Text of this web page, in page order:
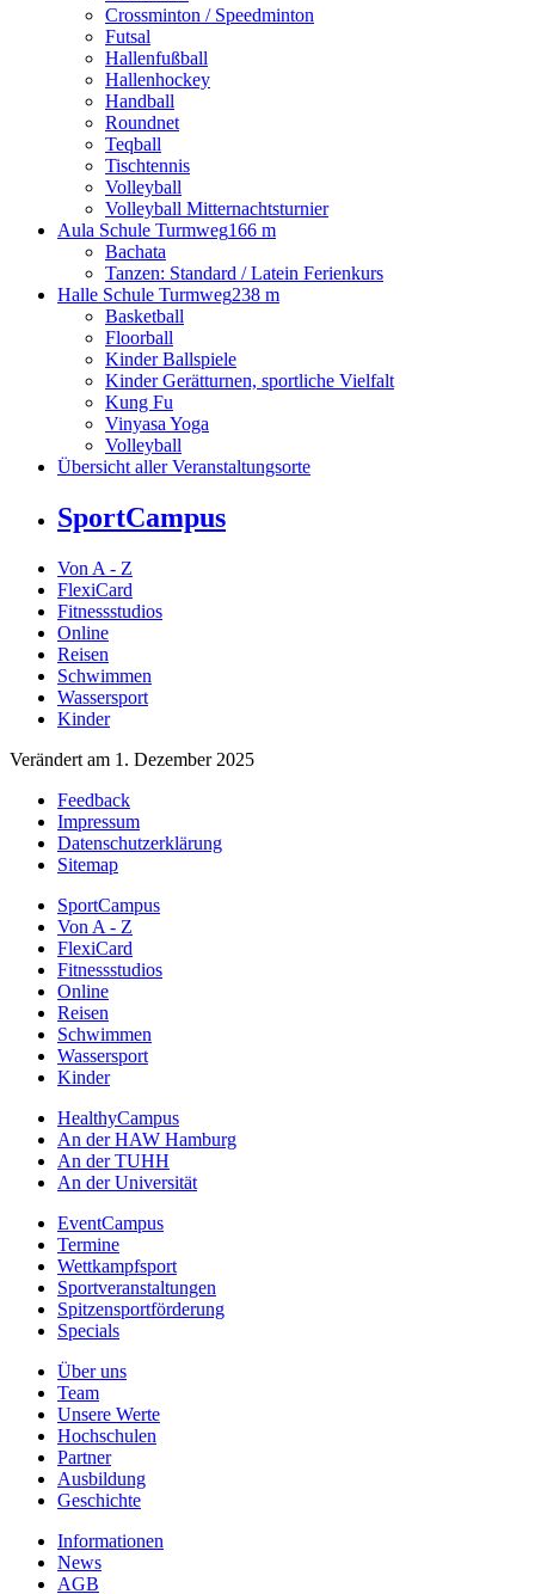
Crossminton / Speedminton
Futsal
Hallenfußball
Hallenhockey
Handball
Roundnet
Teqball
Tischtennis
Volleyball
Volleyball Mitternachtsturnier
Aula Schule Turmweg166 m
Bachata
Tanzen: Standard / Latein Ferienkurs
Halle Schule Turmweg238 m
Basketball
Floorball
Kinder Ballspiele
Kinder Gerätturnen, sportliche Vielfalt
Kung Fu
Vinyasa Yoga
Volleyball
Übersicht aller Veranstaltungsorte
SportCampus
Von A - Z
FlexiCard
Fitnessstudios
Online
Reisen
Schwimmen
Wassersport
Kinder
Verändert am 1. Dezember 2025
Feedback
Impressum
Datenschutzerklärung
Sitemap
SportCampus
Von A - Z
FlexiCard
Fitnessstudios
Online
Reisen
Schwimmen
Wassersport
Kinder
HealthyCampus
An der HAW Hamburg
An der TUHH
An der Universität
EventCampus
Termine
Wettkampfsport
Sportveranstaltungen
Spitzensportförderung
Specials
Über uns
Team
Unsere Werte
Hochschulen
Partner
Ausbildung
Geschichte
Informationen
News
AGB